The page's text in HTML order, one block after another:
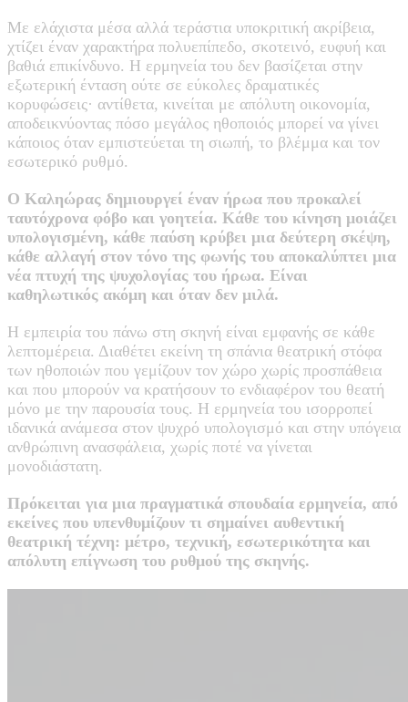
Με ελάχιστα μέσα αλλά τεράστια υποκριτική ακρίβεια,
χτίζει έναν χαρακτήρα πολυεπίπεδο, σκοτεινό, ευφυή και
βαθιά επικίνδυνο. Η ερμηνεία του δεν βασίζεται στην
εξωτερική ένταση ούτε σε εύκολες δραματικές
κορυφώσεις· αντίθετα, κινείται με απόλυτη οικονομία,
αποδεικνύοντας πόσο μεγάλος ηθοποιός μπορεί να γίνει
κάποιος όταν εμπιστεύεται τη σιωπή, το βλέμμα και τον
εσωτερικό ρυθμό.
Ο Καληώρας δημιουργεί έναν ήρωα που προκαλεί
ταυτόχρονα φόβο και γοητεία. Κάθε του κίνηση μοιάζει
υπολογισμένη, κάθε παύση κρύβει μια δεύτερη σκέψη,
κάθε αλλαγή στον τόνο της φωνής του αποκαλύπτει μια
νέα πτυχή της ψυχολογίας του ήρωα. Είναι
καθηλωτικός ακόμη και όταν δεν μιλά.
Η εμπειρία του πάνω στη σκηνή είναι εμφανής σε κάθε
λεπτομέρεια. Διαθέτει εκείνη τη σπάνια θεατρική στόφα
των ηθοποιών που γεμίζουν τον χώρο χωρίς προσπάθεια
και που μπορούν να κρατήσουν το ενδιαφέρον του θεατή
μόνο με την παρουσία τους. Η ερμηνεία του ισορροπεί
ιδανικά ανάμεσα στον ψυχρό υπολογισμό και στην υπόγεια
ανθρώπινη ανασφάλεια, χωρίς ποτέ να γίνεται
μονοδιάστατη.
Πρόκειται για μια πραγματικά σπουδαία ερμηνεία, από
εκείνες που υπενθυμίζουν τι σημαίνει αυθεντική
θεατρική τέχνη: μέτρο, τεχνική, εσωτερικότητα και
απόλυτη επίγνωση του ρυθμού της σκηνής.